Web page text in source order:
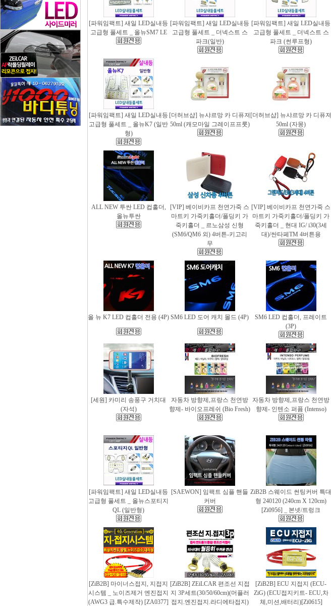
[파워임팩트] 새일 LED실내등
고급형 풀세트 _ 올뉴SM7 LE
[파워임팩트] 새일 LED실내등
고급형 풀세트 _ 더넥스트 스
파크(일반)
[파워임팩트] 새일 LED실내등
고급형 풀세트 _ 더넥스트 스
파크 (썬루프형)
[파워임팩트] 새일 LED실내등
고급형 풀세트 _ 올뉴K7 (일반
형)
[더허브샵] 뉴샤르망 카 디퓨져
50ml (캐모마일 그레이프프룻)
[더허브샵] 뉴샤르망 카 디퓨져
50ml (자몽)
ALL NEW 투싼 LED 컵홀더,
올뉴투싼
[VIP] 베이비카프 천연가죽 스
마트키 가죽키홀더/폴딩키 가
죽키홀더 _ 르노삼성 신형
(SM6/QM6 외) 4버튼-키고리
무
[VIP] 베이비카프 천연가죽 스
마트키 가죽키홀더/폴딩키 가
죽키홀더 _ 현대 IG/ i30(3세
대)/싼타페TM 4버튼용
올 뉴 K7 LED 컵홀더 전용 (4P) SM6 LED 도어 캐치 몰드 (4P)
SM6 LED 컵홀더, 프레이트
(3P)
[세원] 카미리 송풍구 거치대
(자석)
자동차 방향제,프랑스 천연방
향제- 바이오프레쉬 (Bio Fresh)
자동차 방향제,프랑스 천연방
향제- 인텐소 퍼퓸 (Intenso)
[파워임팩트] 새일 LED실내등
고급형 풀세트 _ 올뉴스포티지
QL (일반형)
[SAEWON] 임팩트 심플 핸들
커버
ZiB2B 스웨이드 썬팅커버 특대
형 240120 (240cm X 120cm)
[Zi0956] _ 본넷/트렁크
[ZiB2B] 마이너스접지, 지접지
시스템 _ 노이즈제거 엔진접지
(AWG3 급.특수제작) [ZA0377]
[ZiB2B] ZEiLCAR 편조선 지접
지 3P세트(30/50/60cm)(머플러
접지.엔진접지.라디에타접지)
[ZiB2B] ECU 지접지 (ECU-
ZiG) (ECU접지키트- ECU,차
체,미션,배터리)[Zi0615]